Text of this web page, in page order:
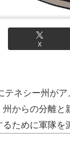
X
テネシー州が
州からの分離
ために軍隊を